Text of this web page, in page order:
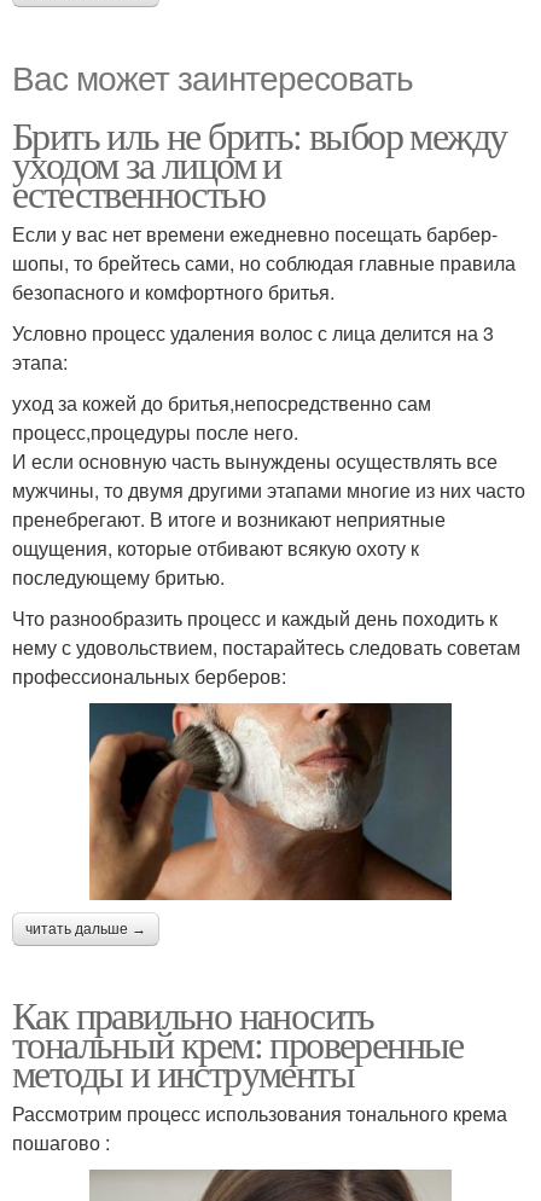
Вас может заинтересовать
Брить иль не брить: выбор между
уходом за лицом и
естественностью
Если у вас нет времени ежедневно посещать барбер-
шопы, то брейтесь сами, но соблюдая главные правила
безопасного и комфортного бритья.
Условно процесс удаления волос с лица делится на 3
этапа:
уход за кожей до бритья,непосредственно сам
процесс,процедуры после него.
И если основную часть вынуждены осуществлять все
мужчины, то двумя другими этапами многие из них часто
пренебрегают. В итоге и возникают неприятные
ощущения, которые отбивают всякую охоту к
последующему бритью.
Что разнообразить процесс и каждый день походить к
нему с удовольствием, постарайтесь следовать советам
профессиональных берберов:
читать дальше →
Как правильно наносить
тональный крем: проверенные
методы и инструменты
Рассмотрим процесс использования тонального крема
пошагово :